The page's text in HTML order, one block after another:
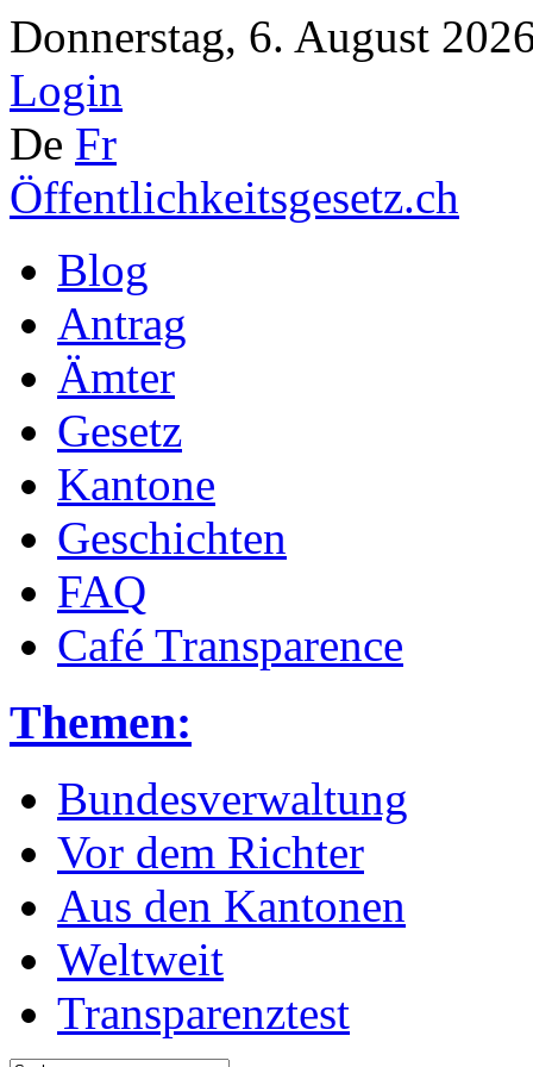
Donnerstag, 6. August
Login
De Fr
Öffentlichkeitsgesetz.ch
Blog
Antrag
Ämter
Gesetz
Kantone
Geschichten
FAQ
Café Transparence
Themen:
Bundesverwaltung
Vor dem Richter
Aus den Kantonen
Weltweit
Transparenztest